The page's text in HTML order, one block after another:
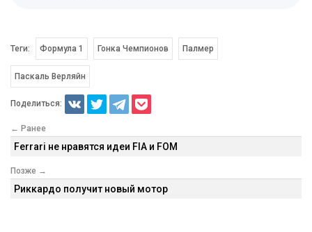
Теги: Формула 1 Гонка Чемпионов Палмер
Паскаль Верляйн
Поделиться:
← Ранее
Ferrari не нравятся идеи FIA и FOM
Позже →
Риккардо получит новый мотор